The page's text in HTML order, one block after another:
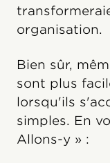
organisation.
Bien sûr,
sont plus
lorsqu'ils
simples. En
Allons-y » :